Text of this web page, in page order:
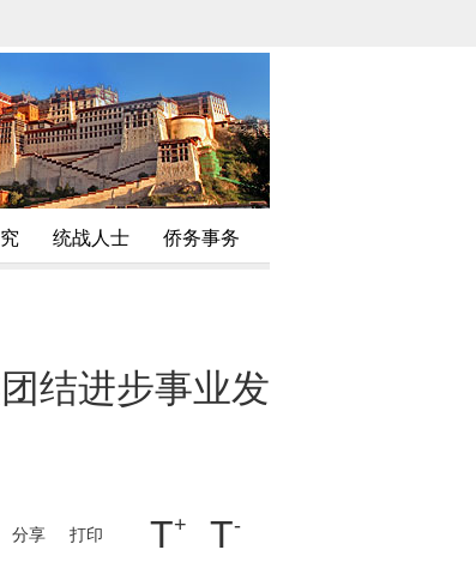
统战人士 侨务事务
结进步事业发
分享 打印 T+ T-